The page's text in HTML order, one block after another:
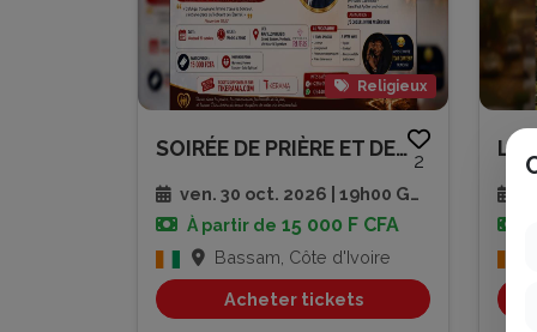
Religieux
SOIRÉE DE PRIÈRE ET DE RENCONT...
2
ven. 30 oct. 2026 | 19h00 GMT
À partir de 15 000 F CFA
Bassam, Côte d'Ivoire
Acheter tickets